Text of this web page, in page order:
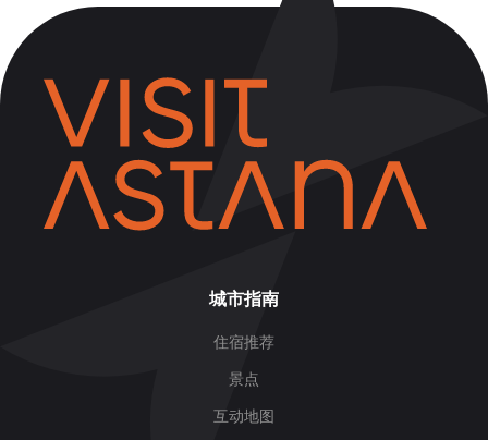
城市指南
住宿推荐
景点
互动地图